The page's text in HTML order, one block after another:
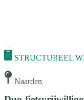
STRUCTUREEL
Naarden